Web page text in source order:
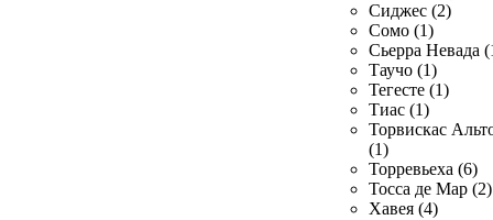
Сиджес (2)
Сомо (1)
Сьерра Невада
Таучо (1)
Тегесте (1)
Тиас (1)
Торвискас
(1)
Торревьеха (6)
Тосса де Мар (2)
Хавея (4)